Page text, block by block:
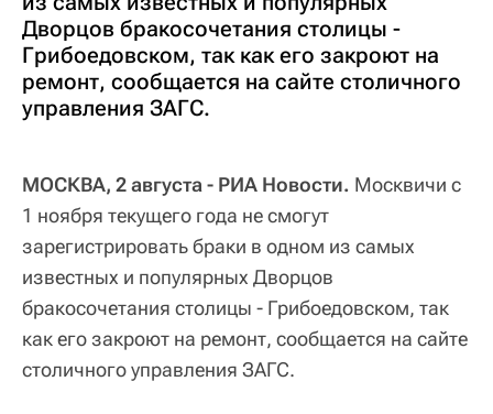
Дворцов бракосочетания столицы -
Грибоедовском, так как его закроют на
ремонт, сообщается на сайте столичного
управления ЗАГС.
МОСКВА, 2 августа - РИА Новости. Москвичи с
1 ноября текущего года не смогут
зарегистрировать браки в одном из самых
известных и популярных Дворцов
бракосочетания столицы - Грибоедовском, так
как его закроют на ремонт, сообщается на сайте
столичного управления ЗАГС.